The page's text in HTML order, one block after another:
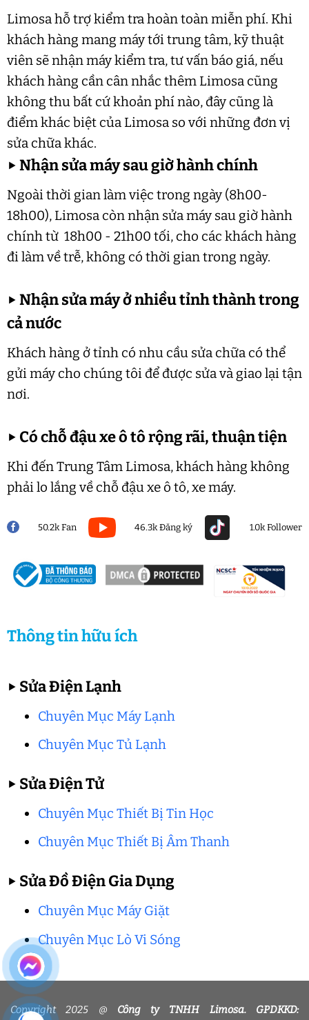
Limosa hỗ trợ kiểm tra hoàn toàn miễn phí. Khi
khách hàng mang máy tới trung tâm, kỹ thuật
viên sẽ nhận máy kiểm tra, tư vấn báo giá, nếu
khách hàng cần cân nhắc thêm Limosa cũng
không thu bất cứ khoản phí nào, đây cũng là
điểm khác biệt của Limosa so với những đơn vị
sửa chữa khác.
▶Nhận sửa máy sau giờ hành chính
Ngoài thời gian làm việc trong ngày (8h00-
18h00), Limosa còn nhận sửa máy sau giờ hành
chính từ 18h00 - 21h00 tối, cho các khách hàng
đi làm về trễ, không có thời gian trong ngày.
▶Nhận sửa máy ở nhiều tỉnh thành trong
cả nước
Khách hàng ở tỉnh có nhu cầu sửa chữa có thể
gửi máy cho chúng tôi để được sửa và giao lại tận
nơi.
▶ Có chỗ đậu xe ô tô rộng rãi, thuận tiện
Khi đến Trung Tâm Limosa, khách hàng không
phải lo lắng về chỗ đậu xe ô tô, xe máy.
50.2k Fan 46.3k Đăng ký 1.0k Follower
Thông tin hữu ích
▶ Sửa Điện Lạnh
Chuyên Mục Máy Lạnh
Chuyên Mục Tủ Lạnh
▶ Sửa Điện Tử
Chuyên Mục Thiết Bị Tin Học
Chuyên Mục Thiết Bị Âm Thanh
▶ Sửa Đồ Điện Gia Dụng
Chuyên Mục Máy Giặt
Chuyên Mục Lò Vi Sóng
Copyright 2025 @ Công ty TNHH Limosa. GPDKKD: